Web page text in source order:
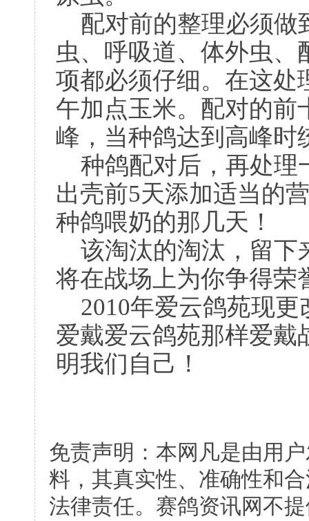
配对前的整理必须做
虫、呼吸道、体外虫
项都必须仔细。在这处
午加点玉米。配对的前
峰，当种鸽达到高峰时
种鸽配对后，再处理
出壳前5天添加适当的
种鸽喂奶的那几天！
该淘汰的淘汰，留下
将在战场上为你争得荣
2010年爱云鸽苑现更
爱戴爱云鸽苑那样爱戴
明我们自己！
免责声明：本网凡是由用
料，其真实性、准确性和
法律责任。赛鸽资讯网不